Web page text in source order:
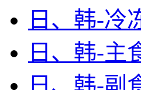
日、韩-冷
日、韩-主